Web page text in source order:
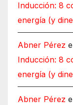
Inducción: 8
energía (y
Abner Pérez
Inducción: 8
energía (y
Abner Pérez